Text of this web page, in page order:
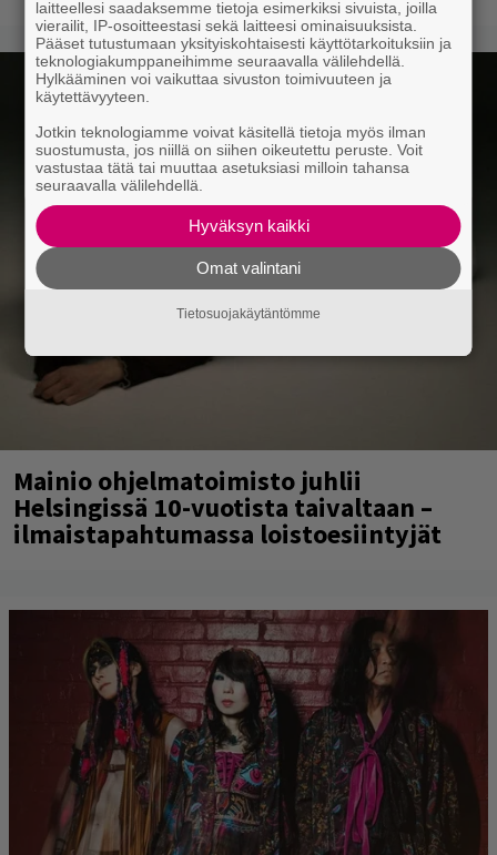
Mainio ohjelmatoimisto juhlii
Helsingissä 10-vuotista taivaltaan –
ilmaistapahtumassa loistoesiintyjät
laitteellesi saadaksemme tietoja esimerkiksi sivuista, joilla
vierailit, IP-osoitteestasi sekä laitteesi ominaisuuksista.
Pääset tutustumaan yksityiskohtaisesti käyttötarkoituksiin ja
teknologiakumppaneihimme seuraavalla välilehdellä.
Hylkääminen voi vaikuttaa sivuston toimivuuteen ja
käytettävyyteen.
Jotkin teknologiamme voivat käsitellä tietoja myös ilman
suostumusta, jos niillä on siihen oikeutettu peruste. Voit
vastustaa tätä tai muuttaa asetuksiasi milloin tahansa
seuraavalla välilehdellä.
Hyväksyn kaikki
Omat valintani
Tietosuojakäytäntömme